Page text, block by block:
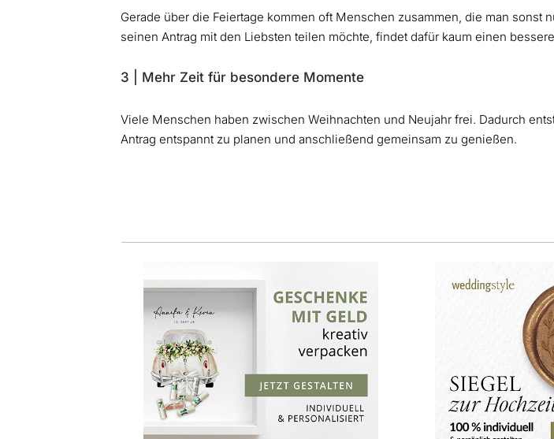
Gerade über die Feiertage kommen oft Menschen zusammen, die man sonst
seinen Antrag mit den Liebsten teilen möchte, findet dafür kaum einen
3 | Mehr Zeit für besondere Momente
Viele Menschen haben zwischen Weihnachten und Neujahr frei. Dadurch
Antrag entspannt zu planen und anschließend gemeinsam zu genießen.